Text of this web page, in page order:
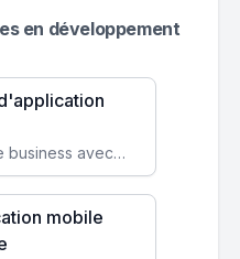
en développement
Faites évoluer votre business avec des solutions logicielles personnalisées, parfaitement adaptées à vos besoins spécifiques.
mobile